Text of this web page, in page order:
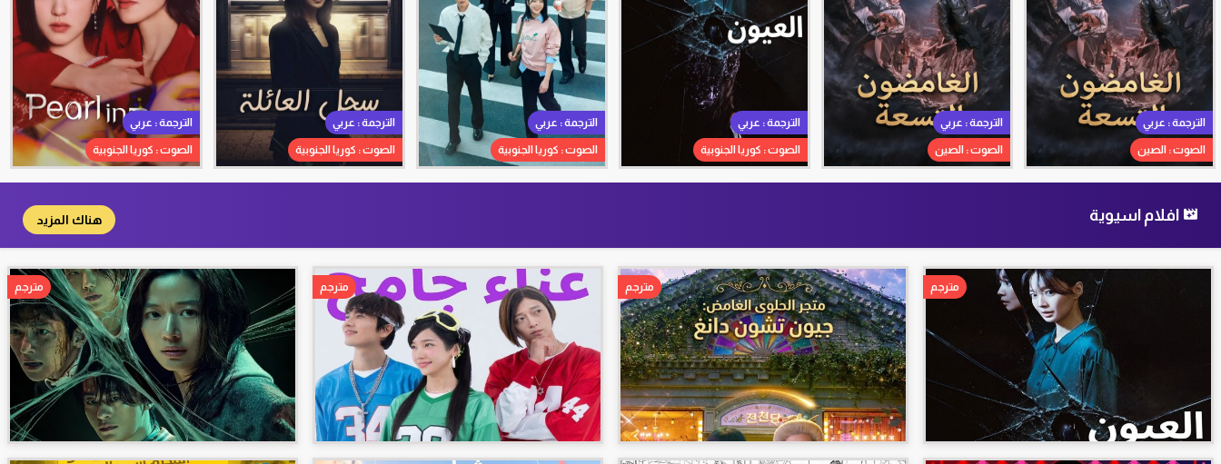
الترجمة : عربي
الصوت : الصين
الترجمة : عربي
الصوت : الصين
الترجمة : عربي
الصوت : كوريا الجنوبية
الترجمة : عربي
الصوت : كوريا الجنوبية
الترجمة : عربي
الصوت : كوريا الجنوبية
الترجمة : عربي
الصوت : كوريا الجنوبية
هناك المزيد افلام اسيوية
مترجم مترجم مترجم مترجم